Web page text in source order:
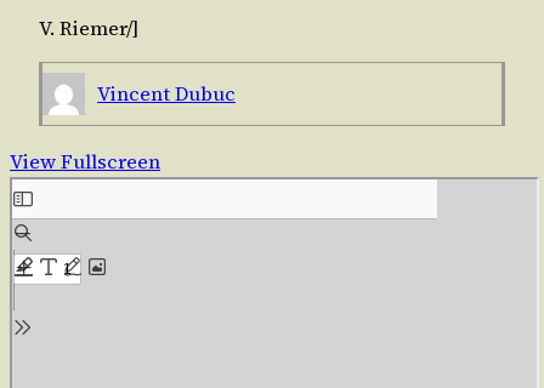
V. Rie­mer/​]
Vincent Dubuc
View Fullscreen